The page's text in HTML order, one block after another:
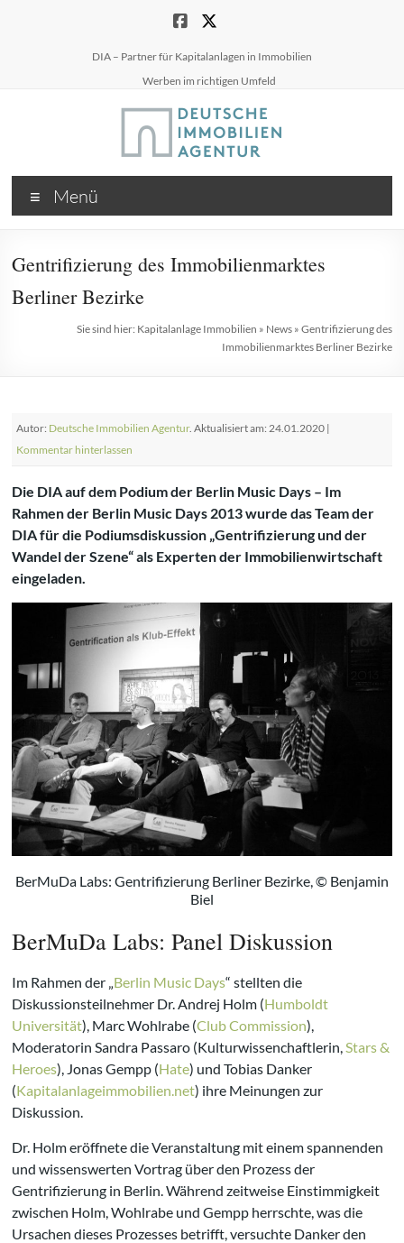
DIA – Partner für Kapitalanlagen in Immobilien
Werben im richtigen Umfeld
Menü
Gentrifizierung des Immobilienmarktes
Berliner Bezirke
Sie sind hier: Kapitalanlage Immobilien » News» Gentrifizierung des
Immobilienmarktes Berliner Bezirke
Autor: Deutsche Immobilien Agentur. Aktualisiert am: 24.01.2020 |
Kommentar hinterlassen
Die DIA auf dem Podium der Berlin Music Days – Im
Rahmen der Berlin Music Days 2013 wurde das Team der
DIA für die Podiumsdiskussion „Gentrifizierung und der
Wandel der Szene“ als Experten der Immobilienwirtschaft
eingeladen.
BerMuDa Labs: Gentrifizierung Berliner Bezirke, © Benjamin
Biel
BerMuDa Labs: Panel Diskussion
Im Rahmen der „ Berlin Music Days“ stellten die
Diskussionsteilnehmer Dr. Andrej Holm (Humboldt
Universität), Marc Wohlrabe (Club Commission),
Moderatorin Sandra Passaro (Kulturwissenchaftlerin, Stars &
Heroes), Jonas Gempp (Hate) und Tobias Danker
(Kapitalanlageimmobilien.net) ihre Meinungen zur
Diskussion.
Dr. Holm eröffnete die Veranstaltung mit einem spannenden
und wissenswerten Vortrag über den Prozess der
Gentrifizierung in Berlin. Während zeitweise Einstimmigkeit
zwischen Holm, Wohlrabe und Gempp herrschte, was die
Ursachen dieses Prozesses betrifft, versuchte Danker den